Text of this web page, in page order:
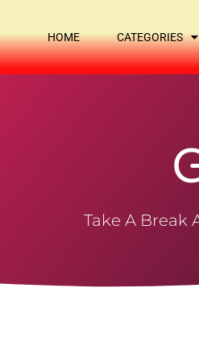
HOME CATEGORIES
Take A Break